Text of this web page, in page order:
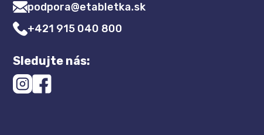
podpora@etabletka.sk
+421 915 040 800
Sledujte nás: